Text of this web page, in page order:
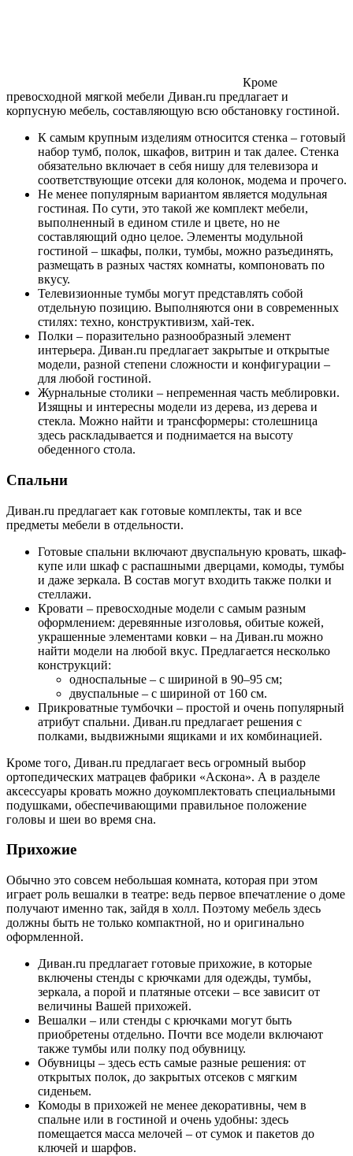
Кроме
превосходной мягкой мебели Диван.ru предлагает и
корпусную мебель, составляющую всю обстановку гостиной.
К самым крупным изделиям относится стенка – готовый
набор тумб, полок, шкафов, витрин и так далее. Стенка
обязательно включает в себя нишу для телевизора и
соответствующие отсеки для колонок, модема и прочего.
Не менее популярным вариантом является модульная
гостиная. По сути, это такой же комплект мебели,
выполненный в едином стиле и цвете, но не
составляющий одно целое. Элементы модульной
гостиной – шкафы, полки, тумбы, можно разъединять,
размещать в разных частях комнаты, компоновать по
вкусу.
Телевизионные тумбы могут представлять собой
отдельную позицию. Выполняются они в современных
стилях: техно, конструктивизм, хай-тек.
Полки – поразительно разнообразный элемент
интерьера. Диван.ru предлагает закрытые и открытые
модели, разной степени сложности и конфигурации –
для любой гостиной.
Журнальные столики – непременная часть меблировки.
Изящны и интересны модели из дерева, из дерева и
стекла. Можно найти и трансформеры: столешница
здесь раскладывается и поднимается на высоту
обеденного стола.
Спальни
Диван.ru предлагает как готовые комплекты, так и все
предметы мебели в отдельности.
Готовые спальни включают двуспальную кровать, шкаф-
купе или шкаф с распашными дверцами, комоды, тумбы
и даже зеркала. В состав могут входить также полки и
стеллажи.
Кровати – превосходные модели с самым разным
оформлением: деревянные изголовья, обитые кожей,
украшенные элементами ковки – на Диван.ru можно
найти модели на любой вкус. Предлагается несколько
конструкций:
односпальные – с шириной в 90–95 см;
двуспальные – с шириной от 160 см.
Прикроватные тумбочки – простой и очень популярный
атрибут спальни. Диван.ru предлагает решения с
полками, выдвижными ящиками и их комбинацией.
Кроме того, Диван.ru предлагает весь огромный выбор
ортопедических матрацев фабрики «Аскона». А в разделе
аксессуары кровать можно доукомплектовать специальными
подушками, обеспечивающими правильное положение
головы и шеи во время сна.
Прихожие
Обычно это совсем небольшая комната, которая при этом
играет роль вешалки в театре: ведь первое впечатление о доме
получают именно так, зайдя в холл. Поэтому мебель здесь
должны быть не только компактной, но и оригинально
оформленной.
Диван.ru предлагает готовые прихожие, в которые
включены стенды с крючками для одежды, тумбы,
зеркала, а порой и платяные отсеки – все зависит от
величины Вашей прихожей.
Вешалки – или стенды с крючками могут быть
приобретены отдельно. Почти все модели включают
также тумбы или полку под обувницу.
Обувницы – здесь есть самые разные решения: от
открытых полок, до закрытых отсеков с мягким
сиденьем.
Комоды в прихожей не менее декоративны, чем в
спальне или в гостиной и очень удобны: здесь
помещается масса мелочей – от сумок и пакетов до
ключей и шарфов.